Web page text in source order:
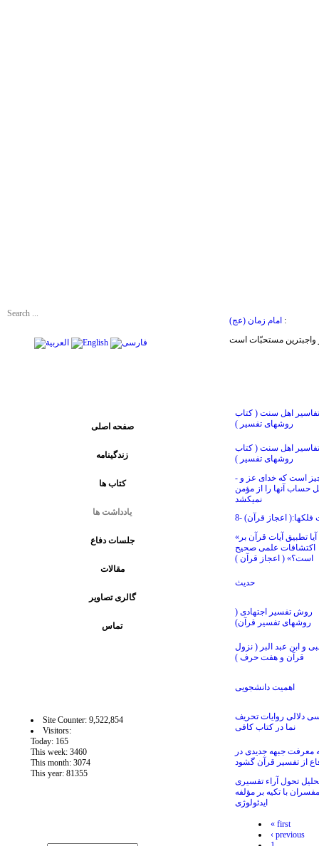
امام زمان (عج) :
صفحه اصلی
زندگینامه
کتاب ها
يادداشت ها
جلسات دفاع
مقالات
گالری تصاویر
تماس
Site Counter: 9,522,854
Visitors:
Today: 165
This week: 3460
This month: 3074
This year: 81355
تفاسیر اهل سنت ( کتاب
روشهای تفسیر )
تفاسیر اهل سنت ( کتاب
روشهای تفسیر )
- سه چيز است كه خداى عز و
حساب آنها را از مؤمن
نميكشد
فلكها:( اعجاز قرآن)
«آيا تطبيق آيات قرآن بر
اكتشافات علمى صحيح
است؟» ( اعجاز قرآن )
حدیث
روش تفسير اجتهادى ‏(
روشهاى تفسير قرآن)
و ابن عبد البر ( نزول
قرآن و هفت حرف )
اهمیت دانشجویی
دلالی روایات تحریف
نما در کتاب کافی
معرفت جبهه جدیدی در
از تفسیر قرآن گشود
تحول آراء تفسیری
مفسران با تکیه بر مؤلفه
ایدئولوژی
« first
‹ previous